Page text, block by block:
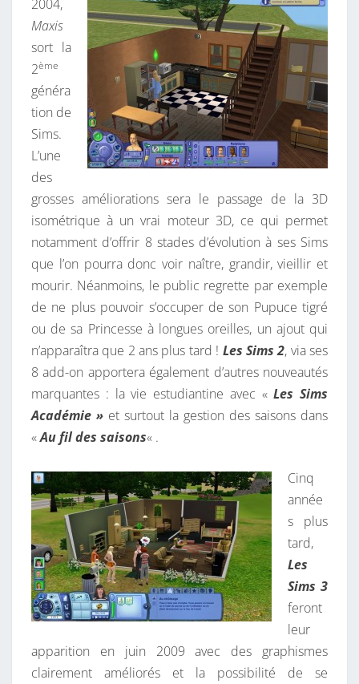
2004,
Maxis
sort la
2ème
généra
tion de
Sims.
L’une
des
grosses améliorations sera le passage de la 3D
isométrique à un vrai moteur 3D, ce qui permet
notamment d’offrir 8 stades d’évolution à ses Sims
que l’on pourra donc voir naître, grandir, vieillir et
mourir. Néanmoins, le public regrette par exemple
de ne plus pouvoir s’occuper de son Pupuce tigré
ou de sa Princesse à longues oreilles, un ajout qui
n’apparaîtra que 2 ans plus tard ! Les Sims 2, via ses
8 add-on apportera également d’autres nouveautés
marquantes : la vie estudiantine avec «Les Sims
Académie » et surtout la gestion des saisons dans
«Au fil des saisons« .
Cinq
année
s plus
tard,
Les
Sims 3
feront
leur
apparition en juin 2009 avec des graphismes
clairement améliorés et la possibilité de se